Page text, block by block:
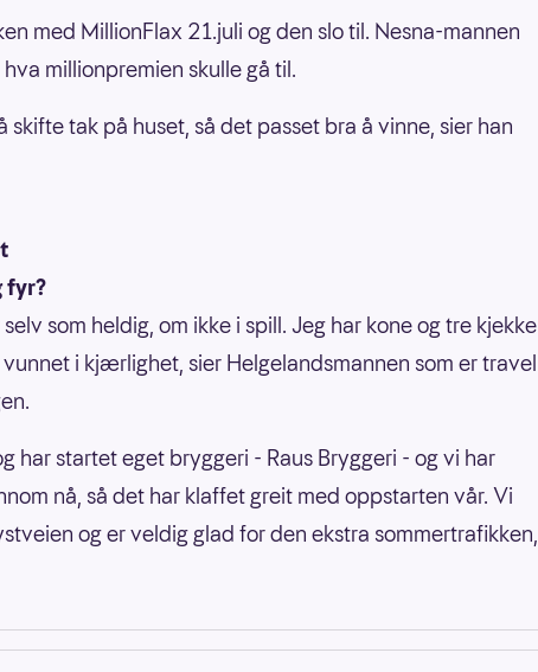
med MillionFlax 21.juli og den slo til. Nesna-mannen
millionpremien skulle gå til.
skifte tak på huset, så det passet bra å vinne, sier han
fyr?
som heldig, om ikke i spill. Jeg har kone og tre kjekke
vunnet i kjærlighet, sier Helgelandsmannen som er travel
har startet eget bryggeri - Raus Bryggeri - og vi har
nå, så det har klaffet greit med oppstarten vår. Vi
og er veldig glad for den ekstra sommertrafikken,